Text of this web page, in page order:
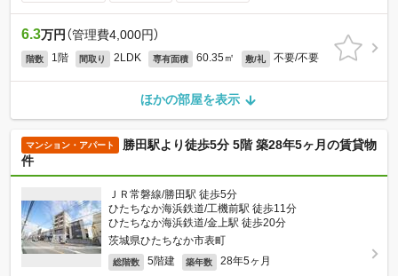
6.3万円 （管理費4,000円）
階数 1階 間取り 2LDK 専有面積 60.35㎡ 敷/礼 不要/不要
ほかの部屋を表示
マンション・アパート
勝田駅より徒歩5分 5階 築28年5ヶ月の賃貸物
件
ＪＲ常磐線/勝田駅 徒歩5分
ひたちなか海浜鉄道/工機前駅 徒歩11分
ひたちなか海浜鉄道/金上駅 徒歩20分
茨城県ひたちなか市表町
総階数 5階建 築年数 28年5ヶ月